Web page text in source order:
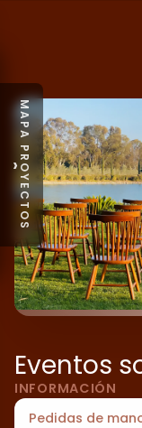
Eventos
INFORMACIÓN
Pedidas de
›MAPA PROYECTOS